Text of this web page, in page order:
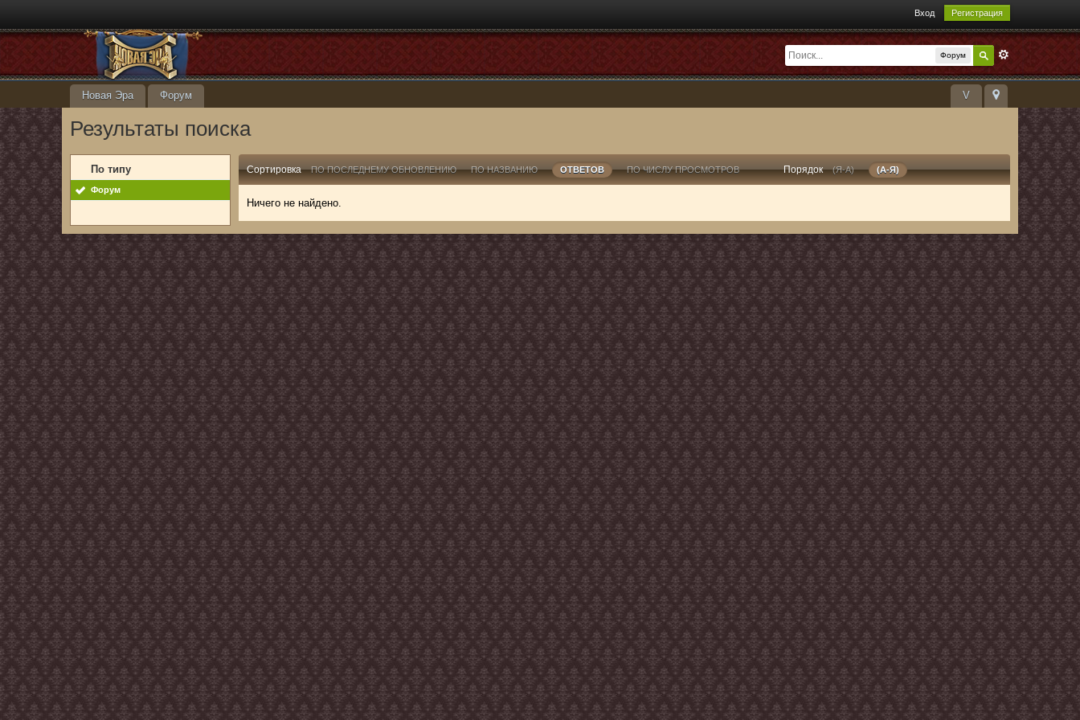
Вход Регистрация
Форум
V
Новая Эра Форум
Результаты поиска
По типу
Форум
Сортировка ПО ПОСЛЕДНЕМУ ОБНОВЛЕНИЮ ПО НАЗВАНИЮ ОТВЕТОВ ПО ЧИСЛУ ПРОСМОТРОВ Порядок (Я-А) (А-Я)
Ничего не найдено.